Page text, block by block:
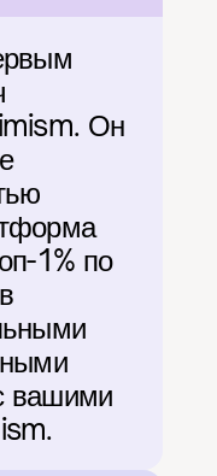
Он
1% по
вашими